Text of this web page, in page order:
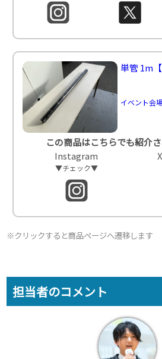
単管 1m
イベント会
この商品はこちらでも紹介
Instagram
▼チェック▼
※クリックすると商品ページへ遷移します
担当者のコメント